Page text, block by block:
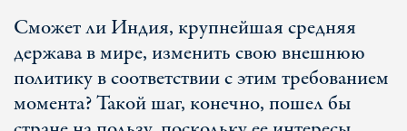
Сможет ли Индия, крупнейшая средняя
держава в мире, изменить свою внешнюю
политику в соответствии с этим требованием
момента? Такой шаг, конечно, пошел бы